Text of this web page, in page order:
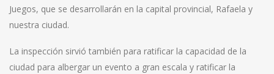
Juegos, que se desarrollarán en la capital provincial, Rafaela y
nuestra ciudad.
La inspección sirvió también para ratificar la capacidad de la
ciudad para albergar un evento a gran escala y ratificar la